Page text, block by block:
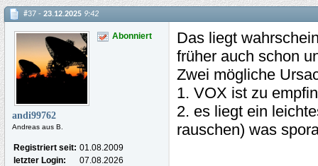
#37 - 23.12.2025 9:42
Abonniert
andi99762
Andreas aus B.
Registriert seit: 01.08.2009
letzter Login:
07.08.2026
Das liegt
früher auch schon
Zwei mögliche
1. VOX ist zu
2. es liegt ein
rauschen) was